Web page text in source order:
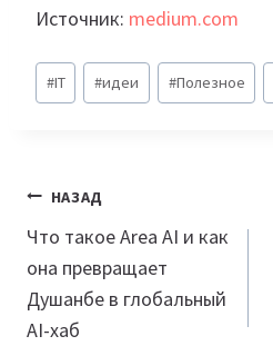
Источник: medium.com
Метки
записи:
#IT #идеи #Полезное
Навигация
по
записям
НАЗАД
Что такое Area AI и как
она превращает
Душанбе в глобальный
AI-хаб